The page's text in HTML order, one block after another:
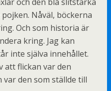
Nåväl, böckerna
Och som historia är
kring. Jag kan
inte själva innehållet.
att flickan var den
den som ställde till